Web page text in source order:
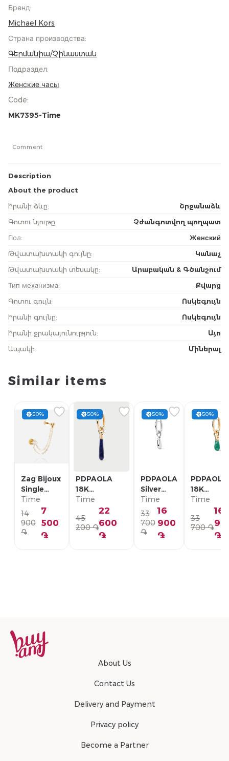
Бренд:
Michael Kors
Страна производства:
Գերմանիա/Չինաստան
Подраздел:
Женские часы
Code:
MK7395-Time
Comment
Description
About the product
Իրանի ձևը:
Շրջանաձև
Գոտու նյութը:
Չժանգոտվող պողպատ
Пол:
Женский
Թվատախտակի գույնը:
Կանաչ
Թվատախտակի տեսակը:
Արաբական & Գծանշում
Тип механизма:
Քվարց
Գոտու գույն:
Ոսկեգույն
Իրանի գույնը:
Ոսկեգույն
Իրանի ջրակայունություն:
Այո
Ապակի: Միներալ
Similar items
50%
Zag Bijoux
Single
Earring/
SLA22993-
01WHT
Time
14
900
֏
7
500
֏
50%
PDPAOLA
18K
Позолоченная
Серебряная
Моно-серьга/
PG01-336-U
Time
45
200 ֏
22
600
֏
50%
PDPAOLA
Silver
Single
Earring/
PG02-
092-U
Time
33
700
֏
16
900
֏
50%
PDPAOLA
18K
Моно-
PG01-
Time
33
700 ֏
16
֏
About Us
Contact Us
Delivery and Payment
Privacy policy
Become a Partner